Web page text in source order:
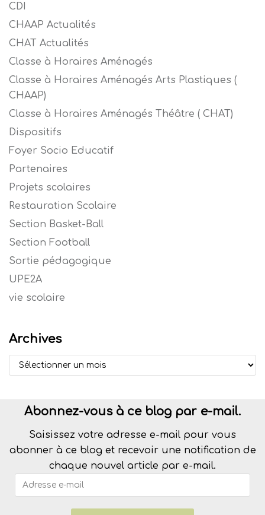
CDI
CHAAP Actualités
CHAT Actualités
Classe à Horaires Aménagés
Classe à Horaires Aménagés Arts Plastiques (
CHAAP)
Classe à Horaires Aménagés Théâtre ( CHAT)
Dispositifs
Foyer Socio Educatif
Partenaires
Projets scolaires
Restauration Scolaire
Section Basket-Ball
Section Football
Sortie pédagogique
UPE2A
vie scolaire
Archives
Abonnez-vous à ce blog par e-mail.
Saisissez votre adresse e-mail pour vous
abonner à ce blog et recevoir une notification de
chaque nouvel article par e-mail.